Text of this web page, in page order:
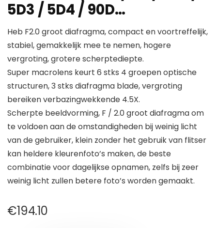
5D3 / 5D4 / 90D…
Heb F2.0 groot diafragma, compact en voortreffelijk,
stabiel, gemakkelijk mee te nemen, hogere
vergroting, grotere scherptediepte.
Super macrolens keurt 6 stks 4 groepen optische
structuren, 3 stks diafragma blade, vergroting
bereiken verbazingwekkende 4.5X.
Scherpte beeldvorming, F / 2.0 groot diafragma om
te voldoen aan de omstandigheden bij weinig licht
van de gebruiker, klein zonder het gebruik van flitser
kan heldere kleurenfoto’s maken, de beste
combinatie voor dagelijkse opnamen, zelfs bij zeer
weinig licht zullen betere foto’s worden gemaakt.
€194.10